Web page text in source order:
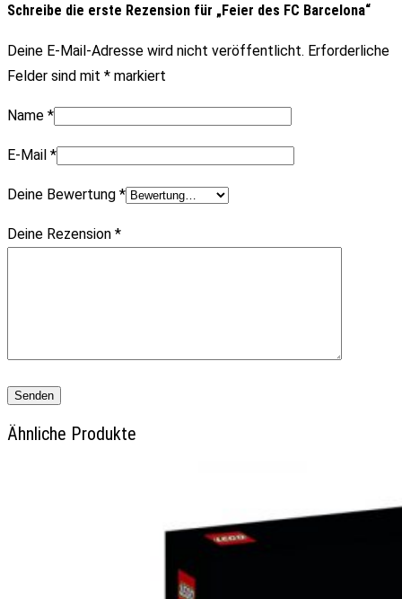
Schreibe die erste Rezension für „Feier des FC Barcelona“
Deine E-Mail-Adresse wird nicht veröffentlicht. Erforderliche
Felder sind mit * markiert
Name *
E-Mail *
Deine Bewertung *
Deine Rezension *
Ähnliche Produkte